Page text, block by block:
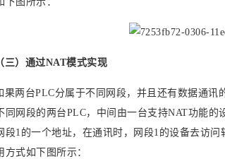
（三）通过NAT模式实现
果两台PLC分属于不同网段，并且还有数据通
同网段的两台PLC，中间由一台支持NAT功能
段1的一个地址，在通讯时，网段1的设备去访
方式如下图所示：